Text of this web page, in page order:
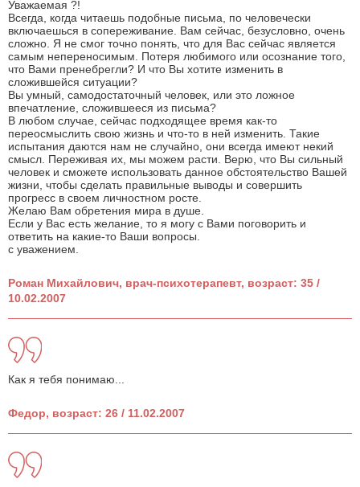
Уважаемая ?!
Всегда, когда читаешь подобные письма, по человечески
включаешься в сопереживание. Вам сейчас, безусловно, очень
сложно. Я не смог точно понять, что для Вас сейчас является
самым непереносимым. Потеря любимого или осознание того,
что Вами пренебрегли? И что Вы хотите изменить в
сложившейся ситуации?
Вы умный, самодостаточный человек, или это ложное
впечатление, сложившееся из письма?
В любом случае, сейчас подходящее время как-то
переосмыслить свою жизнь и что-то в ней изменить. Такие
испытания даются нам не случайно, они всегда имеют некий
смысл. Переживая их, мы можем расти. Верю, что Вы сильный
человек и сможете использовать данное обстоятельство Вашей
жизни, чтобы сделать правильные выводы и совершить
прогресс в своем личностном росте.
Желаю Вам обретения мира в душе.
Если у Вас есть желание, то я могу с Вами поговорить и
ответить на какие-то Ваши вопросы.
с уважением.
Роман Михайлович, врач-психотерапевт, возраст: 35 /
10.02.2007
Как я тебя понимаю...
Федор, возраст: 26 / 11.02.2007